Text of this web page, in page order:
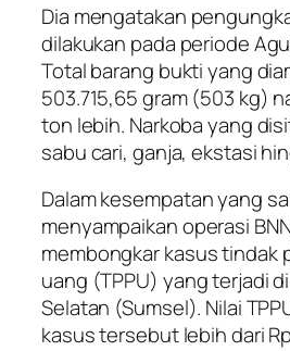
Dia mengatakan
dilakukan pada periode
Total barang bukti yang
503.715,65 gram (503 kg)
ton lebih. Narkoba yang
sabu cari, ganja, ekstasi
Dalam kesempatan yang
menyampaikan operasi
membongkar kasus tindak
uang (TPPU) yang terjadi
Selatan (Sumsel). Nilai
kasus tersebut lebih dari